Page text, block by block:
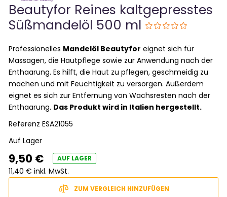
Beautyfor Reines kaltgepresstes
Süßmandelöl 500 ml
Professionelles Mandelöl Beautyfor eignet sich für
Massagen, die Hautpflege sowie zur Anwendung nach der
Enthaarung. Es hilft, die Haut zu pflegen, geschmeidig zu
machen und mit Feuchtigkeit zu versorgen. Außerdem
eignet es sich zur Entfernung von Wachsresten nach der
Enthaarung. Das Produkt wird in Italien hergestellt.
ReferenzESA21055
Auf Lager
9,50 € AUF LAGER
11,40 € inkl. MwSt.
ZUM VERGLEICH HINZUFÜGEN